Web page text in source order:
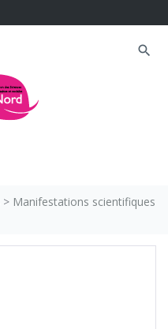
search
> Manifestations scientifiques